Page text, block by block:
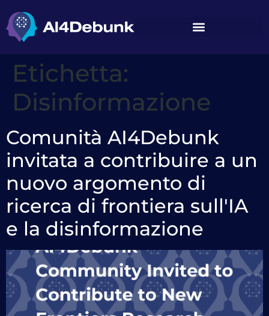
Etichetta:
Disinformazione
Comunità AI4Debunk
invitata a contribuire a un
nuovo argomento di
ricerca di frontiera sull'IA
e la disinformazione